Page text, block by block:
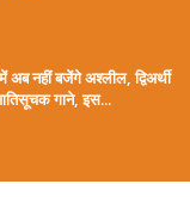
अब नहीं बजेंगे अश्लील, द्विअर्थी
गाने, इस...